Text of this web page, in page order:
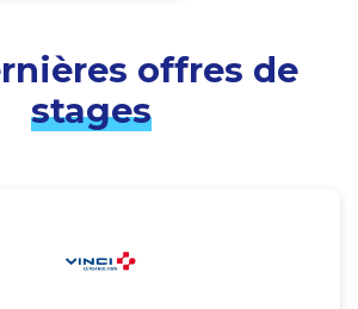
offres de
stages